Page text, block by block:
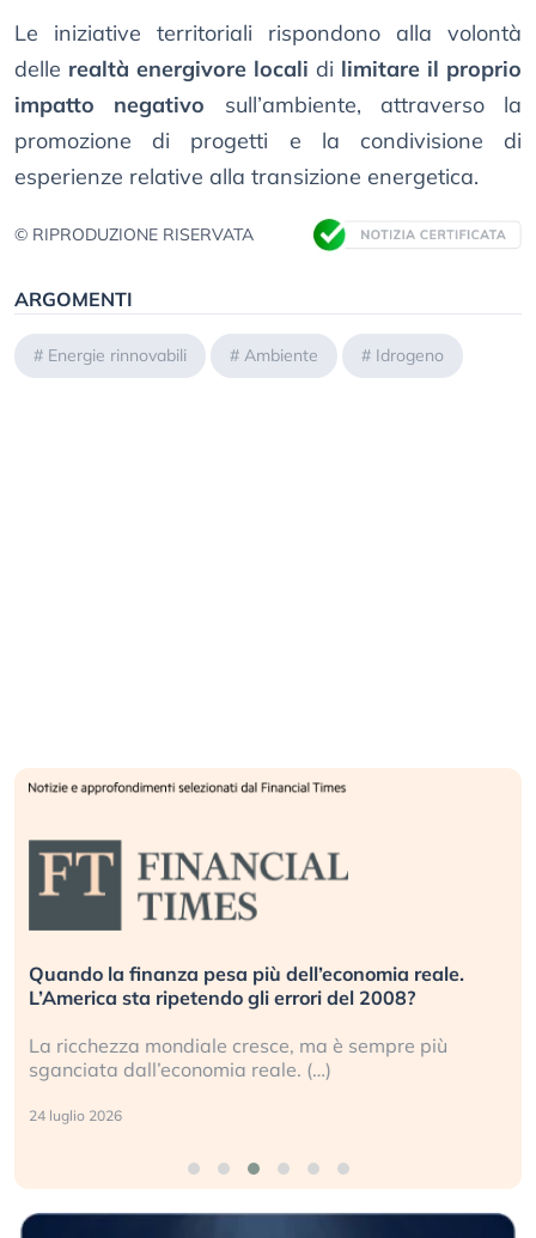
Le iniziative territoriali rispondono alla volontà
delle realtà energivore locali di limitare il proprio
impatto negativo sull’ambiente, attraverso la
promozione di progetti e la condivisione di
esperienze relative alla transizione energetica.
© RIPRODUZIONE RISERVATA
ARGOMENTI
# Energie rinnovabili # Ambiente # Idrogeno
Quando la finanza pesa più dell’economia reale.
L’America sta ripetendo gli errori del 2008?
La ricchezza mondiale cresce, ma è sempre più
sganciata dall’economia reale. (…)
24 luglio 2026